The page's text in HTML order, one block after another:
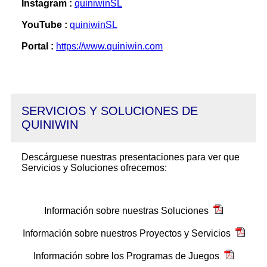
Instagram : quiniwinSL
YouTube : quiniwinSL
Portal : https://www.quiniwin.com
SERVICIOS Y SOLUCIONES DE
QUINIWIN
Descárguese nuestras presentaciones para ver que
Servicios y Soluciones ofrecemos:
Información sobre nuestras Soluciones
Información sobre nuestros Proyectos y Servicios
Información sobre los Programas de Juegos